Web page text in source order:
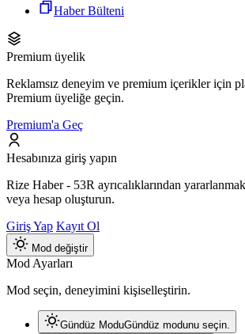
Haber Bülteni
Premium üyelik
Reklamsız deneyim ve premium içerikler için
Premium üyeliğe geçin.
Premium'a Geç
Hesabınıza giriş yapın
Rize Haber - 53R ayrıcalıklarından
veya hesap oluşturun.
Giriş Yap Kayıt Ol
Mod değiştir
Mod Ayarları
Mod seçin, deneyimini kişiselleştirin.
Gündüz ModuGündüz modunu seçin.